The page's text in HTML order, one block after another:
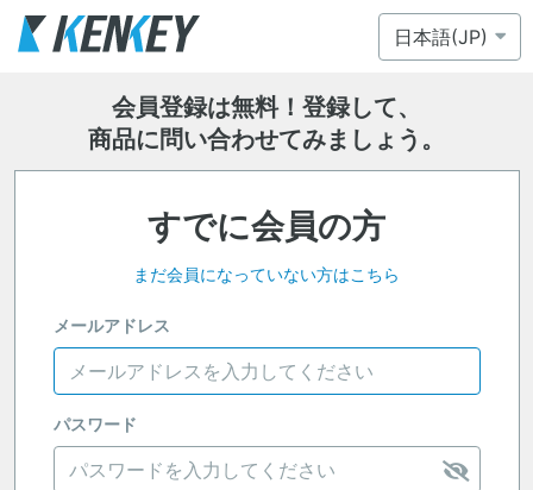
会員登録は無料！登録して、
商品に問い合わせてみましょう。
すでに会員の方
まだ会員になっていない方はこちら
メールアドレス
パスワード